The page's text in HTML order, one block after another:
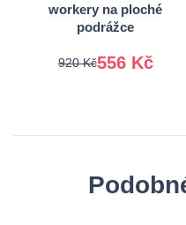
workery na ploché
podrážce
556 Kč
920 Kč